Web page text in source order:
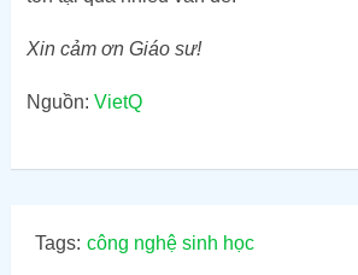
Xin cảm ơn Giáo sư!
Nguồn: VietQ
Tags: công nghệ sinh học